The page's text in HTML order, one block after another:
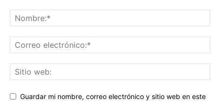
Guardar mi nombre, correo electrónico y sitio web en este